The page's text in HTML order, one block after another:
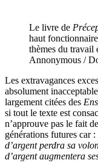
Le livre de
haut
thèmes du travail
Annonymous /
Les extravagances
absolument
largement citées des
si tout le texte est
n’approuve pas le fait
générations futures car :
d’argent perdra sa
d’argent augmentera